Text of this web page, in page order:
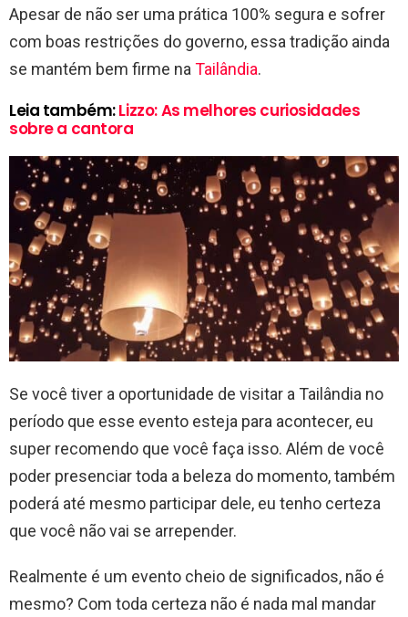
Apesar de não ser uma prática 100% segura e sofrer
com boas restrições do governo, essa tradição ainda
se mantém bem firme na Tailândia.
Leia também:Lizzo: As melhores curiosidades
sobre a cantora
Se você tiver a oportunidade de visitar a Tailândia no
período que esse evento esteja para acontecer, eu
super recomendo que você faça isso. Além de você
poder presenciar toda a beleza do momento, também
poderá até mesmo participar dele, eu tenho certeza
que você não vai se arrepender.
Realmente é um evento cheio de significados, não é
mesmo? Com toda certeza não é nada mal mandar